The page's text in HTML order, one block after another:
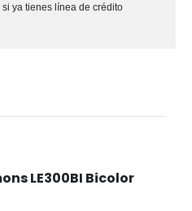
si ya tienes línea de crédito
LE300BI Bicolor